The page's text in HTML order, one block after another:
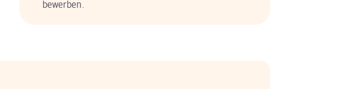
bewerben.